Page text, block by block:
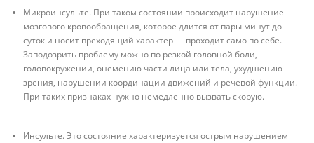
Микроинсульте. При таком состоянии происходит нарушение
мозгового кровообращения, которое длится от пары минут до
суток и носит преходящий характер — проходит само по себе.
Заподозрить проблему можно по резкой головной боли,
головокружении, онемению части лица или тела, ухудшению
зрения, нарушении координации движений и речевой функции.
При таких признаках нужно немедленно вызвать скорую.
Инсульте. Это состояние характеризуется острым нарушением